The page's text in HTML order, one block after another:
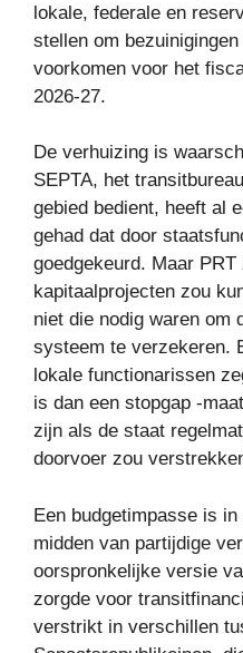
lokale, federale en
stellen om
voorkomen voor het
2026-27.
De verhuizing is
SEPTA, het
gebied bedient, heeft al
gehad dat door
goedgekeurd. Maar
kapitaalprojecten zou
niet die nodig waren om
systeem te verzekeren.
lokale functionarissen
is dan een stopgap -
zijn als de staat
doorvoer zou
Een budgetimpasse is
midden van partijdige
oorspronkelijke versie
zorgde voor
verstrikt in verschillen